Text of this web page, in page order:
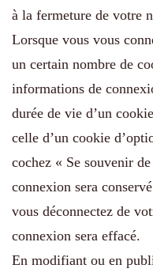
à la fermeture de votre
Lorsque vous vous
un certain nombre de
informations de
durée de vie d’un
celle d’un cookie
cochez « Se souvenir
connexion sera
vous déconnectez de
connexion sera effacé.
En modifiant ou en